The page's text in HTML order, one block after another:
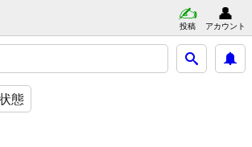
投稿 アカウント
態